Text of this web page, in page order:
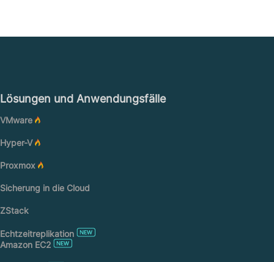
Lösungen und Anwendungsfälle
VMware
Hyper-V
Proxmox
Sicherung in die Cloud
ZStack
Echtzeitreplikation
Amazon EC2